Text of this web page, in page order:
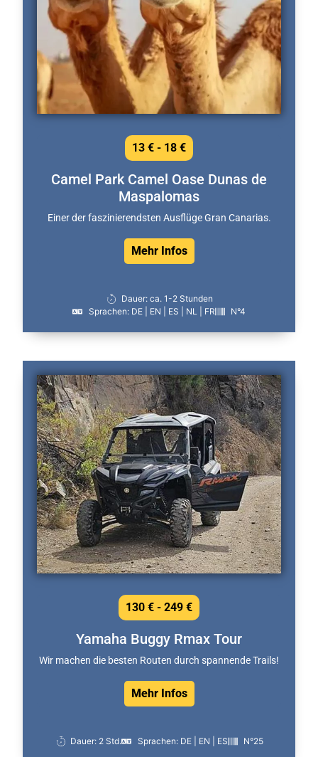
Camel Park Camel Oase Dunas de
Maspalomas
Einer der faszinierendsten Ausflüge Gran Canarias.
Mehr Infos
13 € - 18 €
Dauer: ca. 1-2 Stunden
Sprachen: DE | EN | ES | NL | FR
N°4
Yamaha Buggy Rmax Tour
Wir machen die besten Routen durch spannende Trails!
Mehr Infos
130 € - 249 €
Dauer: 2 Std. Sprachen: DE | EN | ES N°25